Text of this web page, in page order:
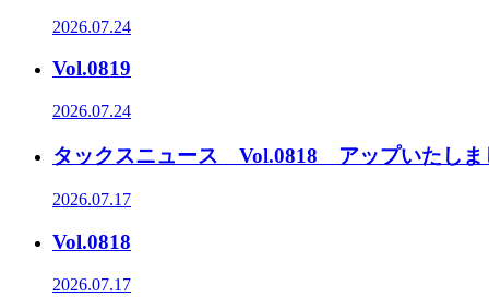
2026.07.24
Vol.0819
2026.07.24
タックスニュース Vol.0818 アップいたしま
2026.07.17
Vol.0818
2026.07.17